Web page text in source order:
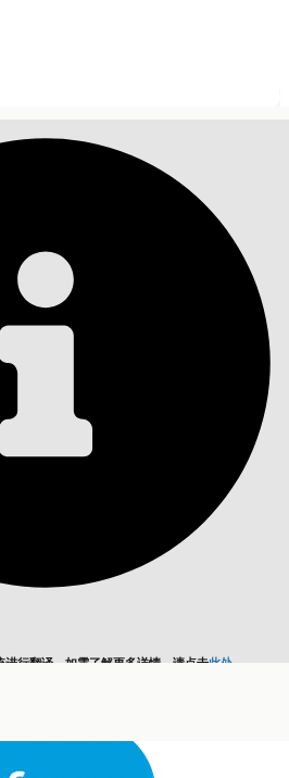
进行翻译。如需了解更多详情，请点击此处